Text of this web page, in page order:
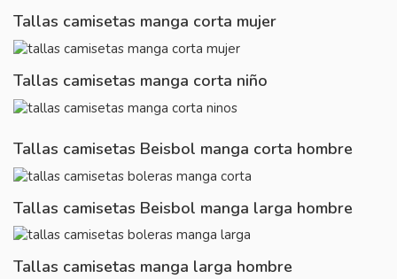
Tallas camisetas manga corta mujer
Tallas camisetas manga corta niño
Tallas camisetas Beisbol manga corta hombre
Tallas camisetas Beisbol manga larga hombre
Tallas camisetas manga larga hombre